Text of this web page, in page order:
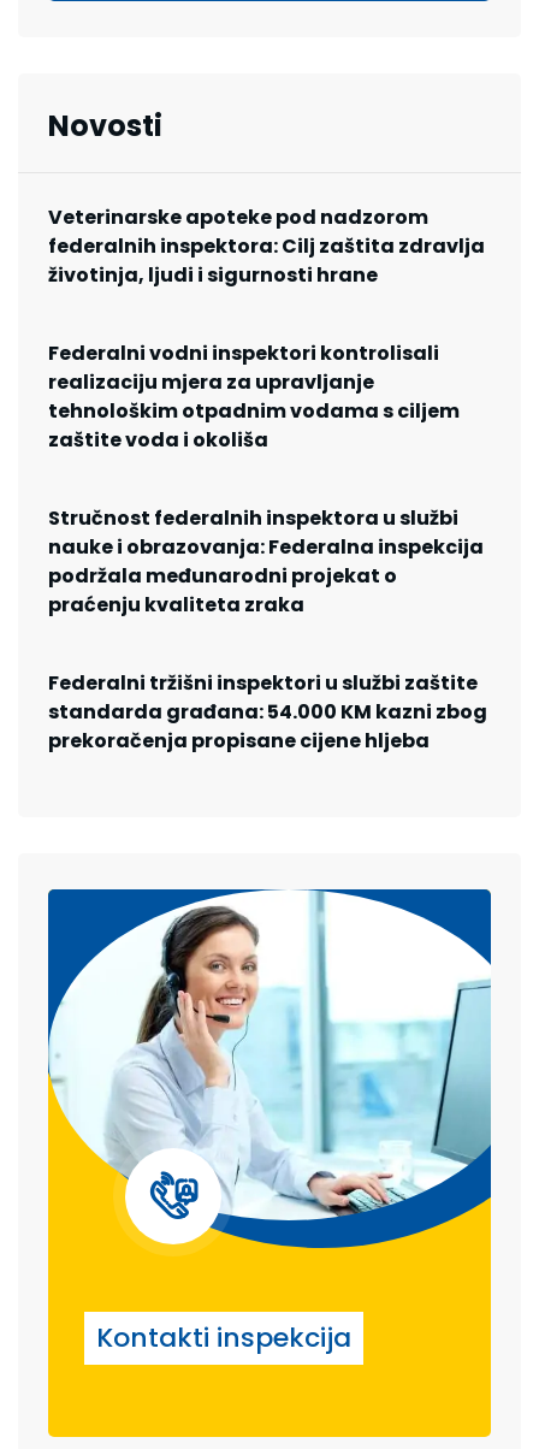
Novosti
Veterinarske apoteke pod nadzorom
federalnih inspektora: Cilj zaštita zdravlja
životinja, ljudi i sigurnosti hrane
Federalni vodni inspektori kontrolisali
realizaciju mjera za upravljanje
tehnološkim otpadnim vodama s ciljem
zaštite voda i okoliša
Stručnost federalnih inspektora u službi
nauke i obrazovanja: Federalna inspekcija
podržala međunarodni projekat o
praćenju kvaliteta zraka
Federalni tržišni inspektori u službi zaštite
standarda građana: 54.000 KM kazni zbog
prekoračenja propisane cijene hljeba
Kontakti inspekcija